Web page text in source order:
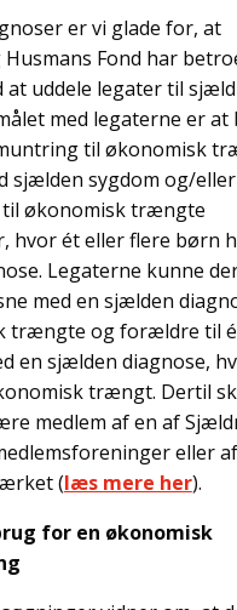
er vi glade for, at
Fond har
at uddele legater til
med legaterne er at
til økonomisk
sjælden sygdom og/eller
til økonomisk trængte
hvor ét eller flere børn
Legaterne kunne
med en sjælden
trængte og forældre til
en sjælden diagnose,
trængt. Dertil
medlem af en af
eller af
(læs mere her).
for en økonomisk